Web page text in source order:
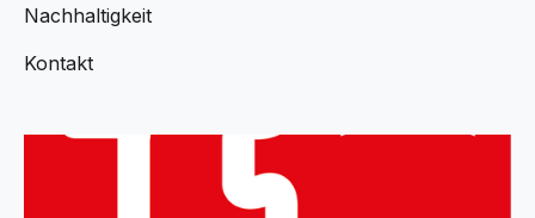
Nachhaltigkeit
Kontakt